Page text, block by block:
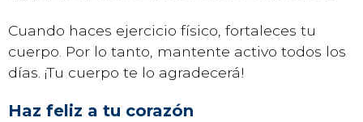
Cuando haces ejercicio físico, fortaleces tu
cuerpo. Por lo tanto, mantente activo todos los
días. ¡Tu cuerpo te lo agradecerá!
Haz feliz a tu corazón